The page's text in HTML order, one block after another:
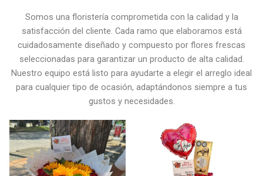
Somos una floristería comprometida con la calidad y la
satisfacción del cliente. Cada ramo que elaboramos está
cuidadosamente diseñado y compuesto por flores frescas
seleccionadas para garantizar un producto de alta calidad.
Nuestro equipo está listo para ayudarte a elegir el arreglo ideal
para cualquier tipo de ocasión, adaptándonos siempre a tus
gustos y necesidades.